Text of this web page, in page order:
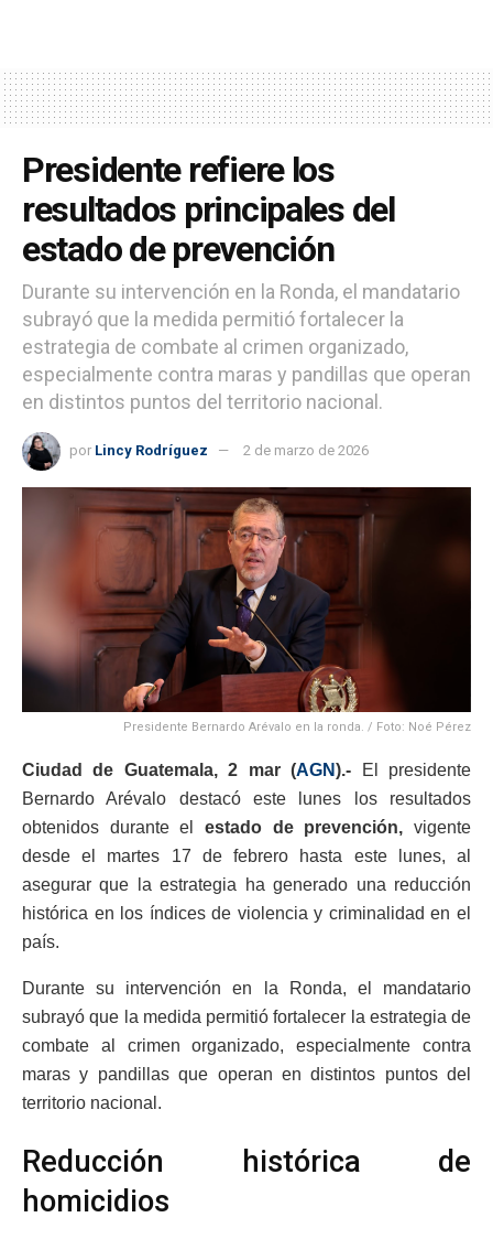
Presidente refiere los
resultados principales del
estado de prevención
Durante su intervención en la Ronda, el mandatario
subrayó que la medida permitió fortalecer la
estrategia de combate al crimen organizado,
especialmente contra maras y pandillas que operan
en distintos puntos del territorio nacional.
por Lincy Rodríguez 2 de marzo de 2026
Presidente Bernardo Arévalo en la ronda. / Foto: Noé Pérez
Ciudad de Guatemala, 2 mar (AGN).-
El presidente
Bernardo Arévalo destacó este lunes los resultados
obtenidos durante el estado de prevención, vigente
desde el martes 17 de febrero hasta este lunes, al
asegurar que la estrategia ha generado una reducción
histórica en los índices de violencia y criminalidad en el
país.
Durante su intervención en la Ronda, el mandatario
subrayó que la medida permitió fortalecer la estrategia de
combate al crimen organizado, especialmente contra
maras y pandillas que operan en distintos puntos del
territorio nacional.
Reducción histórica de
homicidios